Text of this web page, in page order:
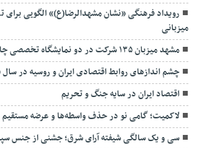
رویداد فرهنگی «نشان مشهدالرضا(ع)» الگویی
میزبانی
مشهد میزبان ۱۳۵ شرکت در دو نمایشگاه تخصصی چاپ و صنایع غذایی
چشم اندازهای روابط اقتصادی ایران و روسیه در سال ۲۰۲۵
اقتصاد ایران در سایه جنگ و تحریم
لاکمیت؛ گامی نو در حذف واسطه‌ها و عرضه مستقیم
سی و یک سالگی شیفته آرای شرق؛ جشنی از جنس